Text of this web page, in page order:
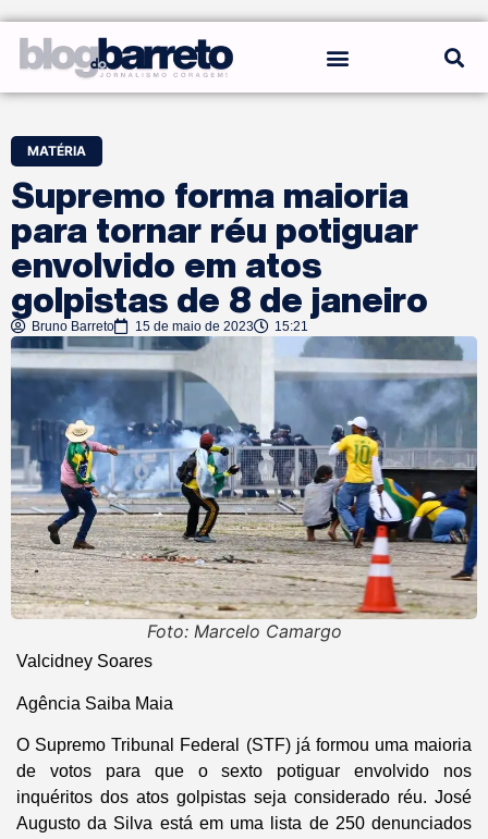
MATÉRIA
Supremo forma maioria
para tornar réu potiguar
envolvido em atos
golpistas de 8 de janeiro
Bruno Barreto 15 de maio de 2023 15:21
Foto: Marcelo Camargo
Valcidney Soares
Agência Saiba Maia
O Supremo Tribunal Federal (STF) já formou uma maioria
de votos para que o sexto potiguar envolvido nos
inquéritos dos atos golpistas seja considerado réu. José
Augusto da Silva está em uma lista de 250 denunciados